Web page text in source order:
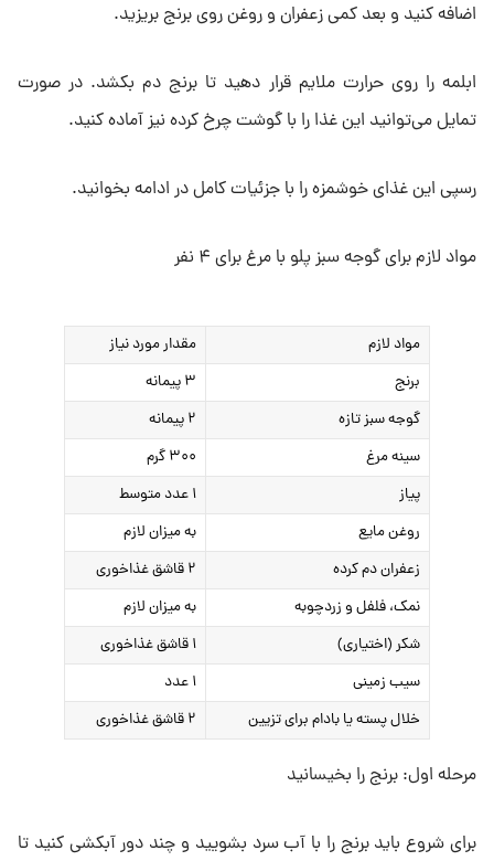
اضافه کنید و بعد کمی زعفران و روغن روی برنج بریزید.
ابلمه را روی حرارت ملایم قرار دهید تا برنج دم بکشد. در صورت
تمایل می‌توانید این غذا را با گوشت چرخ کرده نیز آماده کنید.
رسپی این غذای خوشمزه را با جزئیات کامل در ادامه بخوانید.
مواد لازم برای گوجه سبز پلو با مرغ برای ۴ نفر
مواد لازم
مقدار مورد نیاز
برنج
۳ پیمانه
گوجه سبز تازه
۲ پیمانه
سینه مرغ
۳۰۰ گرم
پیاز
۱ عدد متوسط
روغن مایع
به میزان لازم
زعفران دم کرده
۲ قاشق غذاخوری
نمک، فلفل و زردچوبه
به میزان لازم
شکر (اختیاری)
۱ قاشق غذاخوری
سیب زمینی
۱ عدد
خلال پسته یا بادام برای تزیین
۲ قاشق غذاخوری
مرحله اول: برنج را بخیسانید
برای شروع باید برنج را با آب سرد بشویید و چند دور آبکشی کنید تا